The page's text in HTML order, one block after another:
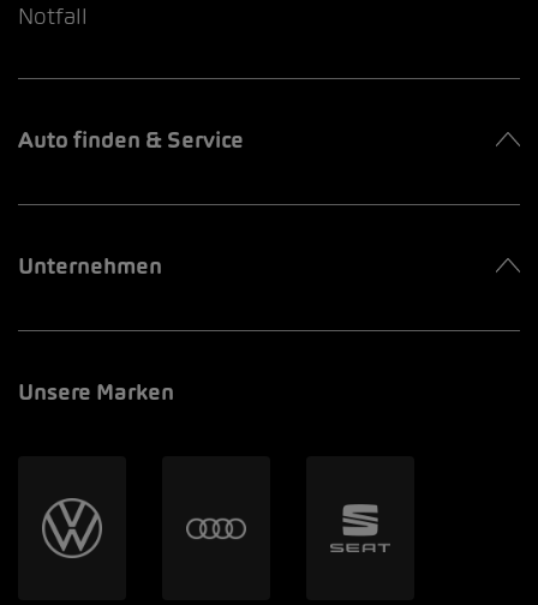
Notfall
Auto finden & Service
Unternehmen
Unsere Marken